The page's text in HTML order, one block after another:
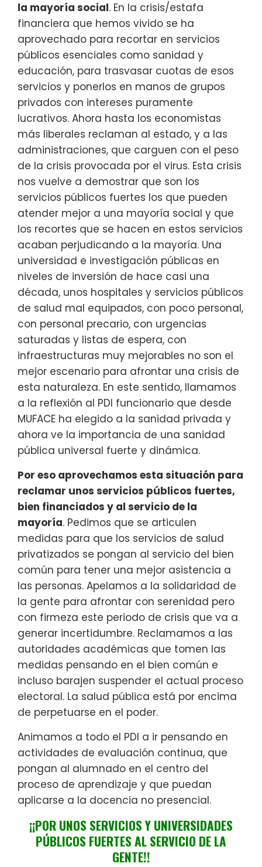
la mayoría social. En la crisis/estafa
financiera que hemos vivido se ha
aprovechado para recortar en servicios
públicos esenciales como sanidad y
educación, para trasvasar cuotas de esos
servicios y ponerlos en manos de grupos
privados con intereses puramente
lucrativos. Ahora hasta los economistas
más liberales reclaman al estado, y a las
administraciones, que carguen con el peso
de la crisis provocada por el virus. Esta crisis
nos vuelve a demostrar que son los
servicios públicos fuertes los que pueden
atender mejor a una mayoría social y que
los recortes que se hacen en estos servicios
acaban perjudicando a la mayoría. Una
universidad e investigación públicas en
niveles de inversión de hace casi una
década, unos hospitales y servicios públicos
de salud mal equipados, con poco personal,
con personal precario, con urgencias
saturadas y listas de espera, con
infraestructuras muy mejorables no son el
mejor escenario para afrontar una crisis de
esta naturaleza. En este sentido, llamamos
a la reflexión al PDI funcionario que desde
MUFACE ha elegido a la sanidad privada y
ahora ve la importancia de una sanidad
pública universal fuerte y dinámica.
Por eso aprovechamos esta situación para
reclamar unos servicios públicos fuertes,
bien financiados y al servicio de la
mayoría. Pedimos que se articulen
medidas para que los servicios de salud
privatizados se pongan al servicio del bien
común para tener una mejor asistencia a
las personas. Apelamos a la solidaridad de
la gente para afrontar con serenidad pero
con firmeza este periodo de crisis que va a
generar incertidumbre. Reclamamos a las
autoridades académicas que tomen las
medidas pensando en el bien común e
incluso barajen suspender el actual proceso
electoral. La salud pública está por encima
de perpetuarse en el poder.
Animamos a todo el PDI a ir pensando en
actividades de evaluación continua, que
pongan al alumnado en el centro del
proceso de aprendizaje y que puedan
aplicarse a la docencia no presencial.
¡¡POR UNOS SERVICIOS Y UNIVERSIDADES
PÚBLICOS FUERTES AL SERVICIO DE LA
GENTE!!